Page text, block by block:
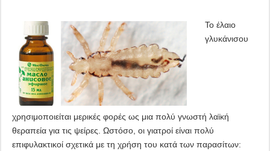
Το έλαιο
γλυκάνισου
χρησιμοποιείται μερικές φορές ως μια πολύ γνωστή λαϊκή
θεραπεία για τις ψείρες. Ωστόσο, οι γιατροί είναι πολύ
επιφυλακτικοί σχετικά με τη χρήση του κατά των παρασίτων: